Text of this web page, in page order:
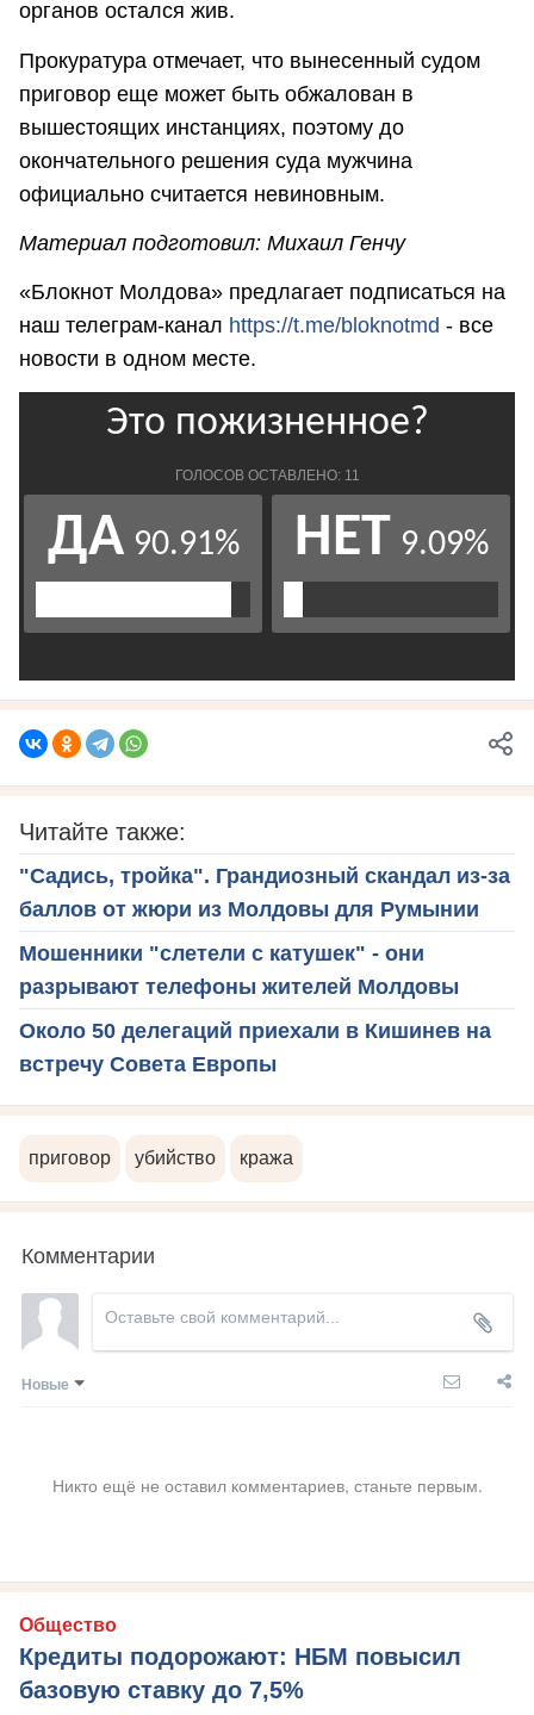
органов остался жив.
Прокуратура отмечает, что вынесенный судом
приговор еще может быть обжалован в
вышестоящих инстанциях, поэтому до
окончательного решения суда мужчина
официально считается невиновным.
Материал подготовил: Михаил Генчу
«Блокнот Молдова» предлагает подписаться на
наш телеграм-канал https://t.me/bloknotmd - все
новости в одном месте.
Читайте также:
"Садись, тройка". Грандиозный скандал из-за
баллов от жюри из Молдовы для Румынии
Мошенники "слетели с катушек" - они
разрывают телефоны жителей Молдовы
Около 50 делегаций приехали в Кишинев на
встречу Совета Европы
приговор убийство кража
Комментарии
Новые
Никто ещё не оставил комментариев, станьте первым.
Общество
Кредиты подорожают: НБМ повысил
базовую ставку до 7,5%